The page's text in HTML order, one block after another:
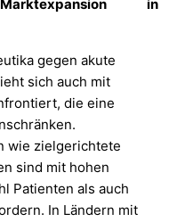
in
gegen akute
sich auch mit
die eine
wie zielgerichtete
sind mit hohen
Patienten als auch
In Ländern mit